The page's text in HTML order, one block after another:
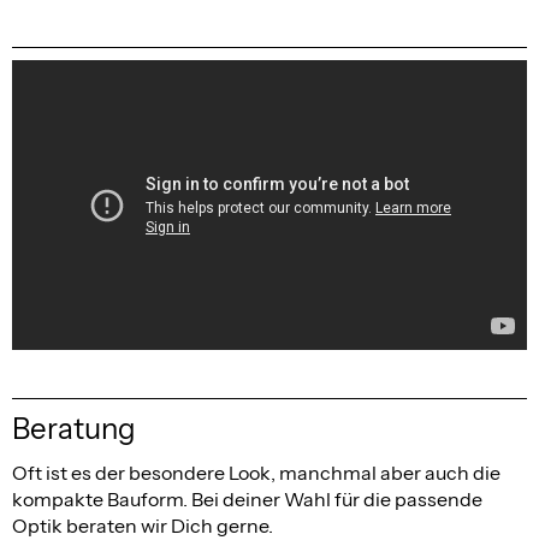
Beratung
Oft ist es der besondere Look, manchmal aber auch die
kompakte Bauform. Bei deiner Wahl für die passende
Optik beraten wir Dich gerne.